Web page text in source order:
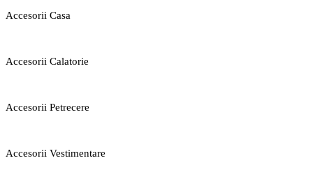
Accesorii Casa
Accesorii Calatorie
Accesorii Petrecere
Accesorii Vestimentare